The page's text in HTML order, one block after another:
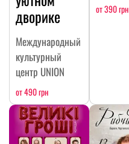
дворике
Международный
культурный
центр UNION
от 490 грн
от 390 грн